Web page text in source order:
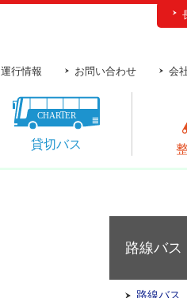
運行情報 お問い合わせ 会
貸切バス
路線バス
路線バス